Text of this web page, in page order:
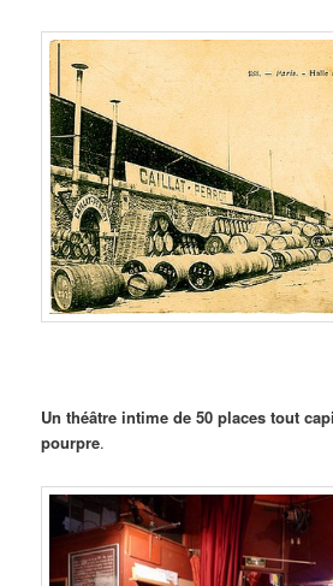
Un théâtre intime de 50 places tout
pourpre.